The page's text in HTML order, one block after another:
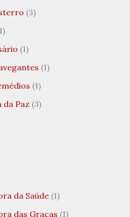
(3)
(1)
(1)
(1)
da Paz (3)
da Saúde(1)
das Graças (1)